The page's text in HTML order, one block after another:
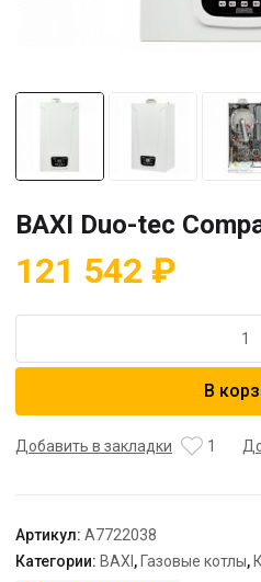
BAXI Duo-tec
121 542 ₽
BAXI
Compact
В
Добавить в закладки 1
Артикул: A7722038
Категории: BAXI , Газовые котлы,